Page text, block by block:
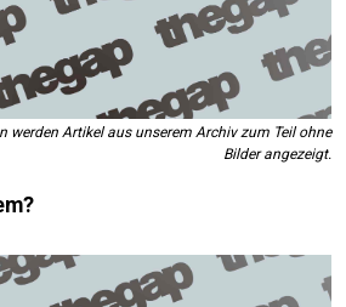
werden Artikel aus unserem Archiv zum Teil ohne
Bilder angezeigt.